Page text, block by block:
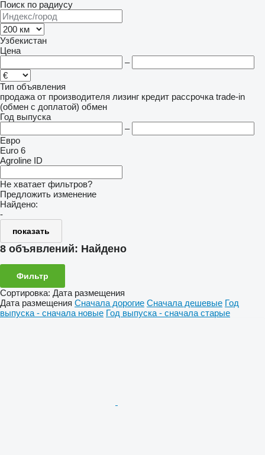
Поиск по радиусу
Узбекистан
Цена
–
Тип объявления
продажа от производителя лизинг кредит рассрочка trade-in
(обмен с доплатой) обмен
Год выпуска
–
Евро
Euro 6
Agroline ID
Не хватает фильтров?
Предложить изменение
Найдено:
-
показать
8 объявлений: Найдено
Фильтр
Сортировка: Дата размещения
Дата размещения Сначала дорогие Сначала дешевые Год
выпуска - сначала новые Год выпуска - сначала старые